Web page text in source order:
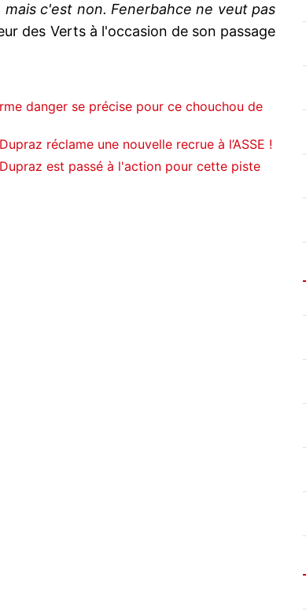
c'est non. Fenerbahce ne veut pas
des Verts à l'occasion de son passage
danger se précise pour ce chouchou de
réclame une nouvelle recrue à l’ASSE !
est passé à l'action pour cette piste